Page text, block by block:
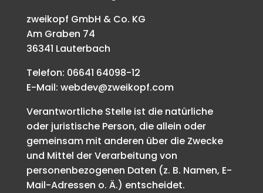
zweikopf GmbH & Co. KG
Am Graben 74
36341 Lauterbach
Telefon: 06641 64098-12
E-Mail: webdev@zweikopf.com
Verantwortliche Stelle ist die natürliche
oder juristische Person, die allein oder
gemeinsam mit anderen über die Zwecke
und Mittel der Verarbeitung von
personenbezogenen Daten (z. B. Namen, E-
Mail-Adressen o. Ä.) entscheidet.